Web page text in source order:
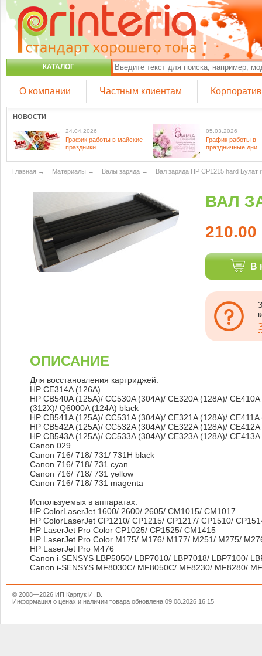
КАТАЛОГ
О компании Частным клиентам
НОВОСТИ
24.04.2026
График работы в майские
праздники
05.03.2026
График работы в
праздничные дни
Главная → Материалы → Валы заряда → Вал заряда HP CP1215 hard Булат
ВАЛ
210.00
В
ОПИСАНИЕ
Для восстановления картриджей:
HP CE314A (126A)
HP CB540A (125A)/ CC530A (304A)/ CE320A (128A)/
(312X)/ Q6000A (124A) black
HP CB541A (125A)/ CC531A (304A)/ CE321A (128A)/
HP CB542A (125A)/ CC532A (304A)/ CE322A (128A)/
HP CB543A (125A)/ CC533A (304A)/ CE323A (128A)/
Canon 029
Canon 716/ 718/ 731/ 731H black
Canon 716/ 718/ 731 cyan
Canon 716/ 718/ 731 yellow
Canon 716/ 718/ 731 magenta
Используемых в аппаратах:
HP ColorLaserJet 1600/ 2600/ 2605/ CM1015/ CM1017
HP ColorLaserJet CP1210/ CP1215/ CP1217/ CP1510/
HP LaserJet Pro Color CP1025/ CP1525/ CM1415
HP LaserJet Pro Color M175/ M176/ M177/ M251/ M275/
HP LaserJet Pro M476
Canon i-SENSYS LBP5050/ LBP7010/ LBP7018/ LBP7100/
Canon i-SENSYS MF8030C/ MF8050C/ MF8230/ MF8280/
© 2008—2026 ИП Карпук И. В.
Информация о ценах и наличии товара обновлена 09.08.2026 16:15